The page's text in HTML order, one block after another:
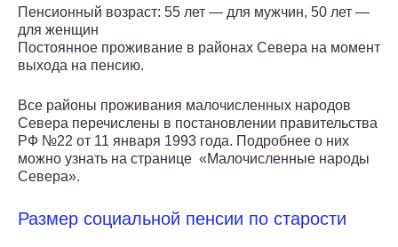
Пенсионный возраст: 55 лет — для мужчин, 50 лет —
для женщин
Постоянное проживание в районах Севера на момент
выхода на пенсию.
Все районы проживания малочисленных народов
Севера перечислены в постановлении правительства
РФ №22 от 11 января 1993 года. Подробнее о них
можно узнать на странице «Малочисленные народы
Севера».
Размер социальной пенсии по старости